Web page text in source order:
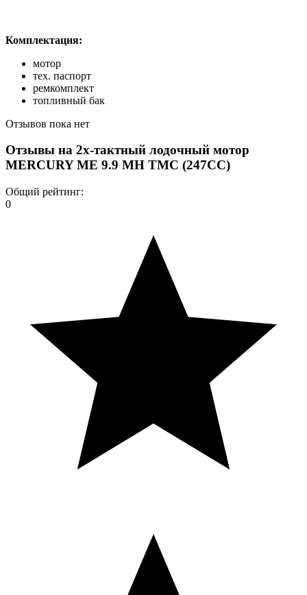
Комплектация:
мотор
тех. паспорт
ремкомплект
топливный бак
Отзывов пока нет
Отзывы на 2х-тактный лодочный мотор
MERCURY ME 9.9 MH TMC (247CC)
Общий рейтинг:
0